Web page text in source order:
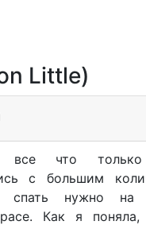
Little)
все что
с большим
спать нужно
Как я